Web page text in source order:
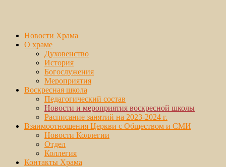
Новости Храма
О храме
Духовенство
История
Богослужения
Мероприятия
Воскресная школа
Педагогический состав
Новости и мероприятия воскресной школы
Расписание занятий на 2023-2024 г.
Взаимоотношения Церкви с Обществом и СМИ
Новости Коллегии
Отдел
Коллегия
Контакты Храма